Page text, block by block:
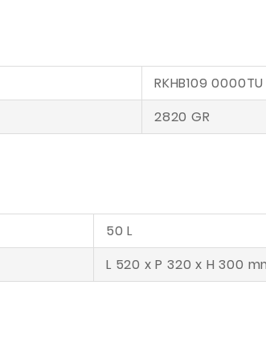
RKHB109 0000TU
2820 GR
50 L
L 520 x P 320 x H 300